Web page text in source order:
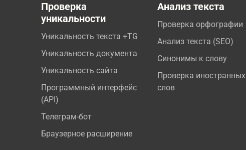
Проверка
уникальности
Уникальность текста +TG
Уникальность документа
Уникальность сайта
Программный интерфейс
(API)
Телеграм-бот
Браузерное расширение
Анализ текста
Проверка орфографии
Анализ текста (SEO)
Синонимы к слову
Проверка иностранных
слов